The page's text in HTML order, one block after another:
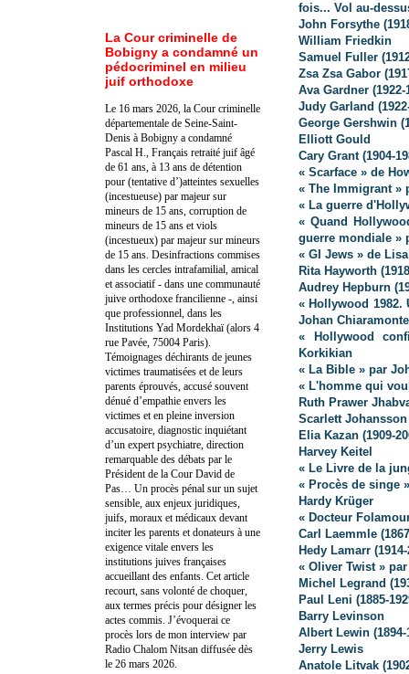
fois... Vol au-
John Forsythe
William Friedkin
Samuel Fuller
Zsa Zsa Gabor
Ava Gardner (1922-
Judy Garland
George Gershwin
Elliott Gould
Cary Grant (1904-
« Scarface » de
« The Immigrant »
« La guerre
« Quand
guerre mondiale »
« GI Jews » de
Rita Hayworth
Audrey Hepburn
« Hollywood 1982.
Johan Chiaramonte
« Hollywood
Korkikian
« La Bible » par
« L'homme qui
Ruth Prawer
Scarlett Johansson
Elia Kazan (1909-
Harvey Keitel
« Le Livre de la
« Procès de singe
Hardy Krüger
« Docteur
Carl Laemmle
Hedy Lamarr
« Oliver Twist »
Michel Legrand
Paul Leni (1885-
Barry Levinson
Albert Lewin (1894-
Jerry Lewis
Anatole Litvak
La Cour criminelle de
Bobigny a condamné un
pédocriminel en milieu
juif orthodoxe
Le 16 mars 2026, la Cour criminelle
départementale de Seine-Saint-
Denis à Bobigny a condamné
Pascal H., Français retraité juif âgé
de 61 ans, à 13 ans de détention
pour (tentative d’)atteintes sexuelles
(incestueuse) par majeur sur
mineurs de 15 ans, corruption de
mineurs de 15 ans et viols
(incestueux) par majeur sur mineurs
de 15 ans. Desinfractions commises
dans les cercles intrafamilial, amical
et associatif - dans une communauté
juive orthodoxe francilienne -, ainsi
que professionnel, dans les
Institutions Yad Mordekhaï (alors 4
rue Pavée, 75004 Paris).
Témoignages déchirants de jeunes
victimes traumatisées et de leurs
parents éprouvés, accusé souvent
dénué d’empathie envers les
victimes et en pleine inversion
accusatoire, diagnostic inquiétant
d’un expert psychiatre, direction
remarquable des débats par le
Président de la Cour David de
Pas… Un procès pénal sur un sujet
sensible, aux enjeux juridiques,
juifs, moraux et médicaux devant
inciter les parents et donateurs à une
exigence vitale envers les
institutions juives françaises
accueillant des enfants. Cet article
recourt, sans volonté de choquer,
aux termes précis pour désigner les
actes commis. J’évoquerai ce
procès lors de mon interview par
Radio Chalom Nitsan diffusée dès
le 26 mars 2026.